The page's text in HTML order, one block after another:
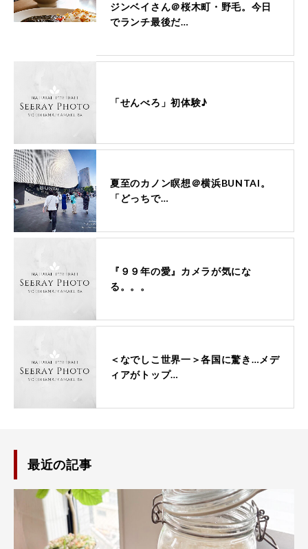
ジンベイさん＠桜木町・野毛。今日
でランチ最後だ…
「せんべろ」初体験♪
夏至のカノン瞑想＠横浜BUNTAI。
「どっちで…
『９９年の愛』カメラが気にな
る。。。
＜なでしこ世界一＞各国に驚き…メデ
ィアがトップ…
最近の記事